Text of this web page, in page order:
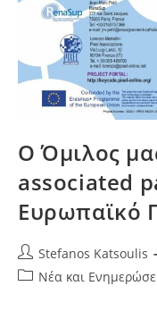
Ο Όμιλος
associated
Ευρωπαϊκό
Post
author:
Stefanos Katsoulis
PostΝέα και